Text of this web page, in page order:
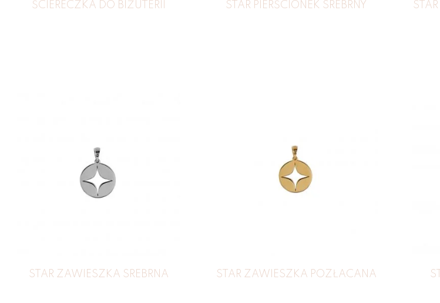
ŚCIERECZKA DO BIŻUTERII STAR PIERŚCIONEK SREBRNY
STAR ZAWIESZKA SREBRNA STAR ZAWIESZKA POZŁACANA